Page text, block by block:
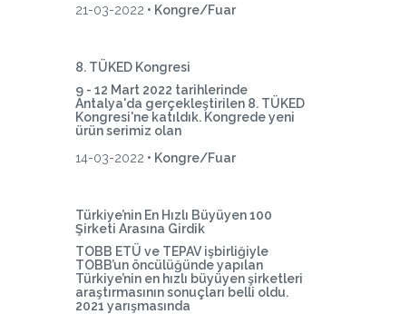
21-03-2022 • Kongre/Fuar
8. TÜKED Kongresi
9 - 12 Mart 2022 tarihlerinde
Antalya'da gerçekleştirilen 8. TÜKED
Kongresi'ne katıldık. Kongrede yeni
ürün serimiz olan
14-03-2022 • Kongre/Fuar
Türkiye’nin En Hızlı Büyüyen 100
Şirketi Arasına Girdik
TOBB ETÜ ve TEPAV işbirliğiyle
TOBB’un öncülüğünde yapılan
Türkiye’nin en hızlı büyüyen şirketleri
araştırmasının sonuçları belli oldu.
2021 yarışmasında